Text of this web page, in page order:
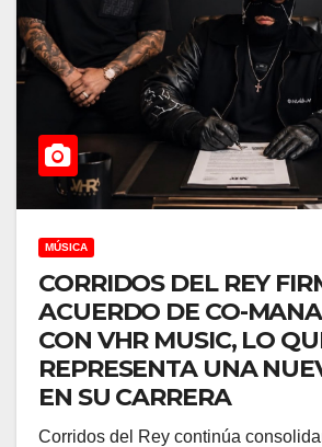
MÚSICA
CORRIDOS DEL REY
ACUERDO DE CO-
CON VHR MUSIC, LO
REPRESENTA UNA
EN SU CARRERA
Corridos del Rey continúa